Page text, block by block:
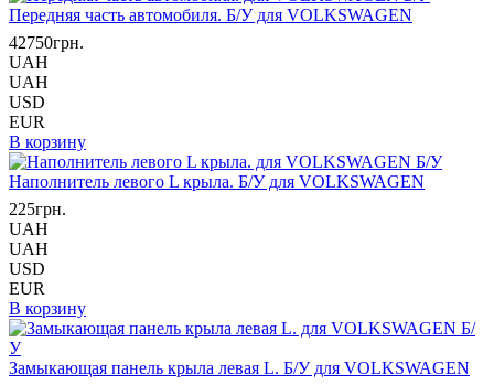
Передняя часть автомобиля. Б/У для VOLKSWAGEN
42750грн.
UAH
UAH
USD
EUR
В корзину
Наполнитель левого L крыла. Б/У для VOLKSWAGEN
225грн.
UAH
UAH
USD
EUR
В корзину
Замыкающая панель крыла левая L. Б/У для VOLKSWAGEN